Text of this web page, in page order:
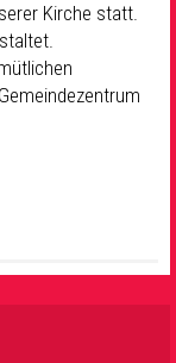
Kirche statt.